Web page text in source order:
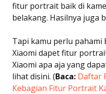
fitur portrait baik di
belakang. Hasilnya juga
Tapi kamu perlu pahami
Xiaomi dapet fitur
Xiaomi apa aja yang
lihat disini. (Baca: Daftar
Kebagian Fitur Portrait